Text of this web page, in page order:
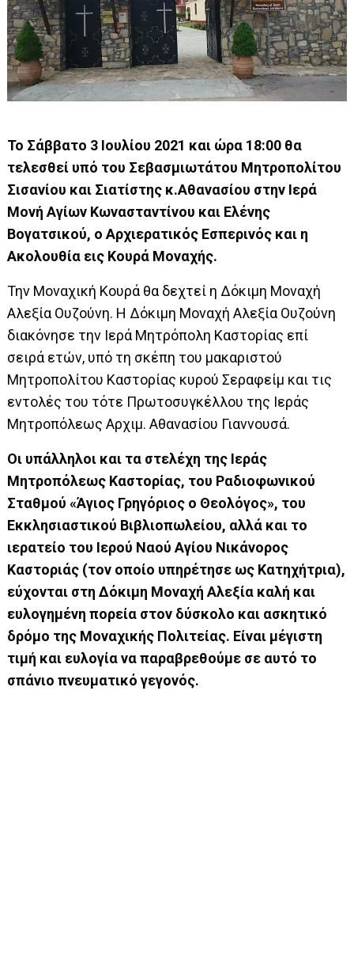
Το Σάββατο 3 Ιουλίου 2021 και ώρα 18:00 θα
τελεσθεί υπό του Σεβασμιωτάτου Μητροπολίτου
Σισανίου και Σιατίστης κ.Αθανασίου στην Ιερά
Μονή Αγίων Κωνασταντίνου και Ελένης
Βογατσικού, ο Αρχιερατικός Εσπερινός και η
Ακολουθία εις Κουρά Μοναχής.
Την Μοναχική Κουρά θα δεχτεί η Δόκιμη Μοναχή
Αλεξία Ουζούνη. Η Δόκιμη Μοναχή Αλεξία Ουζούνη
διακόνησε την Ιερά Μητρόπολη Καστορίας επί
σειρά ετών, υπό τη σκέπη του μακαριστού
Μητροπολίτου Καστορίας κυρού Σεραφείμ και τις
εντολές του τότε Πρωτοσυγκέλλου της Ιεράς
Μητροπόλεως Αρχιμ. Αθανασίου Γιαννουσά.
Οι υπάλληλοι και τα στελέχη της Ιεράς
Μητροπόλεως Καστορίας, του Ραδιοφωνικού
Σταθμού «Άγιος Γρηγόριος ο Θεολόγος», του
Εκκλησιαστικού Βιβλιοπωλείου, αλλά και το
ιερατείο του Ιερού Ναού Αγίου Νικάνορος
Καστοριάς (τον οποίο υπηρέτησε ως Κατηχήτρια),
εύχονται στη Δόκιμη Μοναχή Αλεξία καλή και
ευλογημένη πορεία στον δύσκολο και ασκητικό
δρόμο της Μοναχικής Πολιτείας. Είναι μέγιστη
τιμή και ευλογία να παραβρεθούμε σε αυτό το
σπάνιο πνευματικό γεγονός.